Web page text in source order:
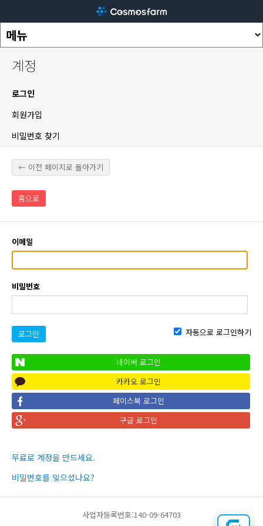
계정
로그인
회원가입
비밀번호 찾기
← 이전 페이지로 돌아가기
홈으로
이메일
비밀번호
로그인 자동으로 로그인하기
네이버 로그인
카카오 로그인
페이스북 로그인
구글 로그인
무료로 계정을 만드세요.
비밀번호를 잊으셨나요?
사업자등록번호:140-09-64703